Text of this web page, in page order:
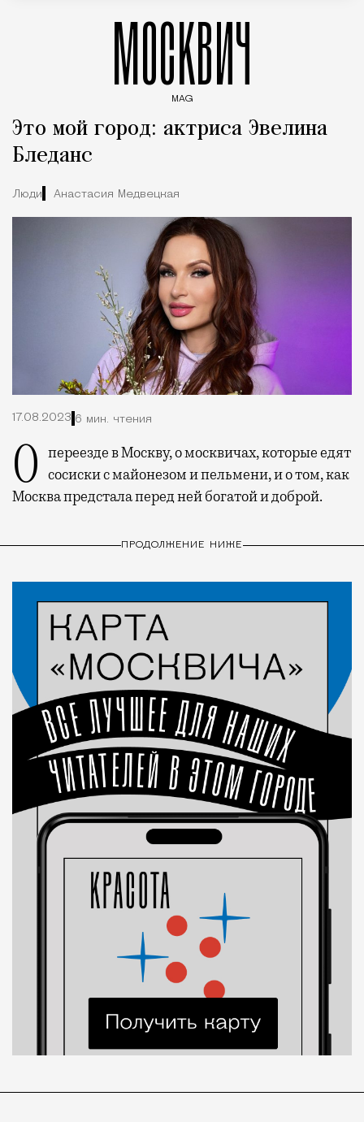
МОСКВИЧ
MAG
Это мой город: актриса Эвелина
Бледанс
Люди Анастасия Медвецкая
17.08.2023 6 мин. чтения
О переезде в Москву, о москвичах, которые едят сосиски с майонезом и пельмени, и о том, как
Москва предстала перед ней богатой и доброй.
ПРОДОЛЖЕНИЕ НИЖЕ